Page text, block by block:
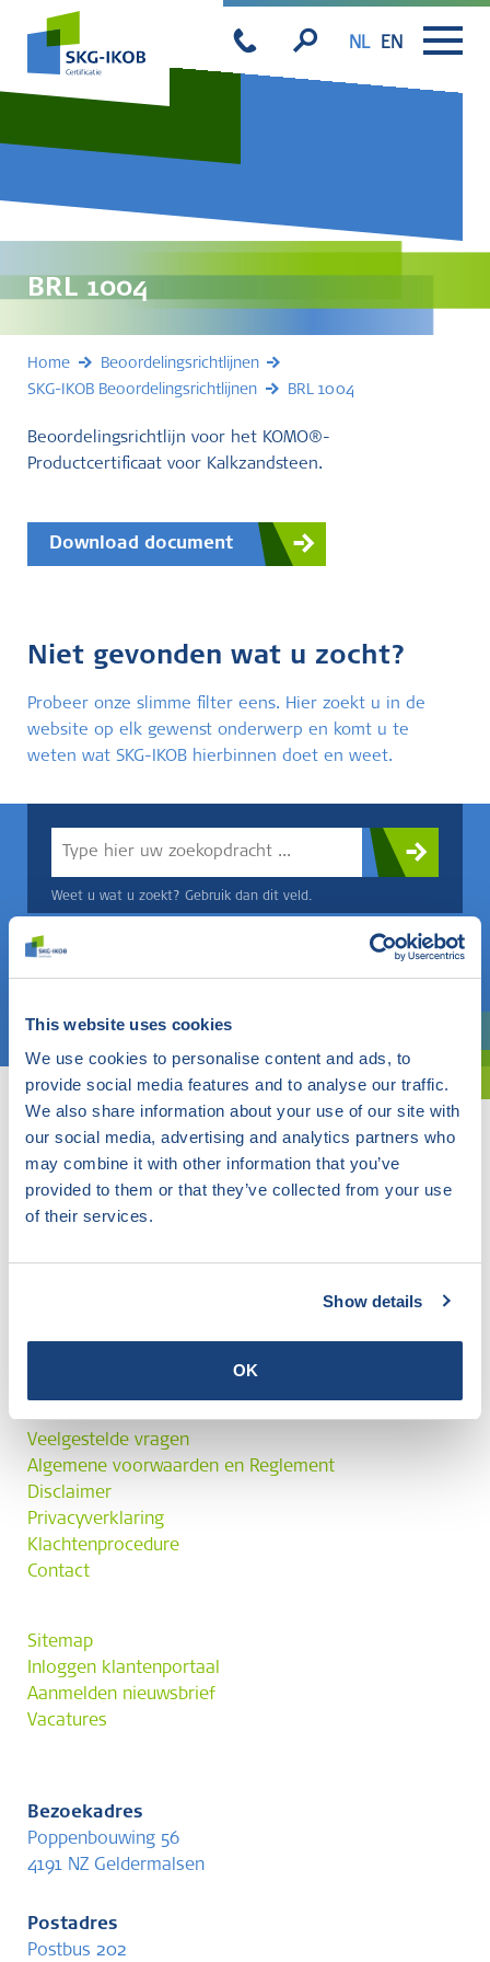
This website uses cookies
We use cookies to personalise content and ads, to
provide social media features and to analyse our traffic.
We also share information about your use of our site with
our social media, advertising and analytics partners who
may combine it with other information that you’ve
provided to them or that they’ve collected from your use
of their services.
Show details
OK
NL EN
BRL 1004
Home
Beoordelingsrichtlijnen
SKG-IKOB Beoordelingsrichtlijnen
BRL 1004
Beoordelingsrichtlijn voor het KOMO®-
Productcertificaat voor Kalkzandsteen.
Download document
Niet gevonden wat u zocht?
Probeer onze slimme filter eens. Hier zoekt u in de
website op elk gewenst onderwerp en komt u te
weten wat SKG-IKOB hierbinnen doet en weet.
Weet u wat u zoekt? Gebruik dan dit veld.
Bent u oriënterend? Gebruik dan onze filter.
Veelgestelde vragen
Algemene voorwaarden en Reglement
Disclaimer
Privacyverklaring
Klachtenprocedure
Contact
Sitemap
Inloggen klantenportaal
Aanmelden nieuwsbrief
Vacatures
Bezoekadres
Poppenbouwing 56
4191 NZ Geldermalsen
Postadres
Postbus 202